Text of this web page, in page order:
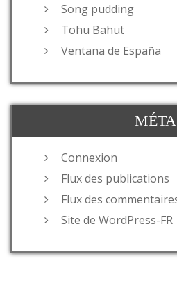
Song pudding
Tohu Bahut
Ventana de España
MÉTA
Connexion
Flux des publications
Flux des
Site de WordPress-FR